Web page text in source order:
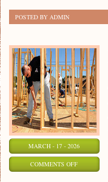
POSTED BY ADMIN
MARCH - 17 - 2026
COMMENTS OFFON